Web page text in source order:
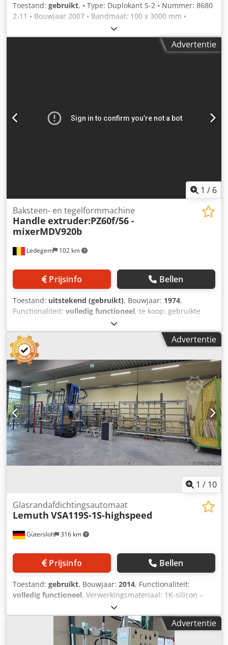
Toestand: gebruikt, • Type: Duplokant S-2 • Nummer: 8680
2-11 • Bouwjaar 2007 • Bandmaat: 100 x 3000 mm •
Bijgeleverd: 512 schuurbanden en 66 polijstbanden, die
afzonderlijk kunnen worden aangeschaft. Dedpjzrvwgefx
Advertentie
1 / 6
Ledegem 102 km
Baksteen- en tegelformmachine
Handle extruder:PZ60f/56 -
mixerMDV920b
Prijsinfo Bellen
Toestand: uitstekend (gebruikt), Bouwjaar: 1974,
Functionaliteit: volledig functioneel, te koop: gebruikte
baksteenproductiemachines Inbegrepen: Dedpszmxi Uofx
Abnekr - extruder 600/560 Händle en mengmachine
MDV920b - filtermengmachine Händle - walsmolen
800x800 Händle WFZ880a - transportband 40 m x 80 cm,
rubber
Advertentie
1 / 10
Gütersloh 316 km
Glasrandafdichtingsautomaat
Lemuth VSA119S-1S-highspeed
Prijsinfo Bellen
Toestand: gebruikt, Bouwjaar: 2014, Functionaliteit:
volledig functioneel, Verwerkingsmateriaal: 1K-silicon –
ééncomponentensilicon voor het afdichten van ruiten.
Dkjdpfsznbv Tsx Abner Aanbrengen van het silicon: het
afdichten van de ruit, aanbrengen langs de rand van het
glas/profiel. Verwerkingspositie: verticale positionering en
Advertentie